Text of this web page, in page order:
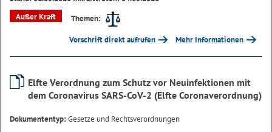
Außer Kraft
Themen:
Vorschrift direkt aufrufen Mehr Informationen
Elfte Verordnung zum Schutz vor Neuinfektionen mit
dem Coronavirus SARS-CoV-2 (Elfte Coronaverordnung)
Dokumententyp:Gesetze und Rechtsverordnungen